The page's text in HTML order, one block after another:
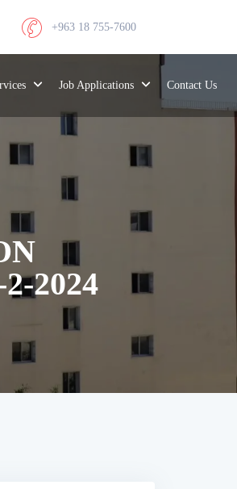
+963 18 755-7600
Job Applications Contact Us
2024